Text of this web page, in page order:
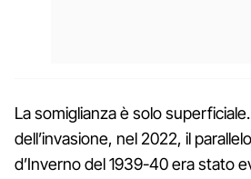
La somiglianza è solo superficiale.
dell’invasione, nel 2022, il
d’Inverno del 1939-40 era stato